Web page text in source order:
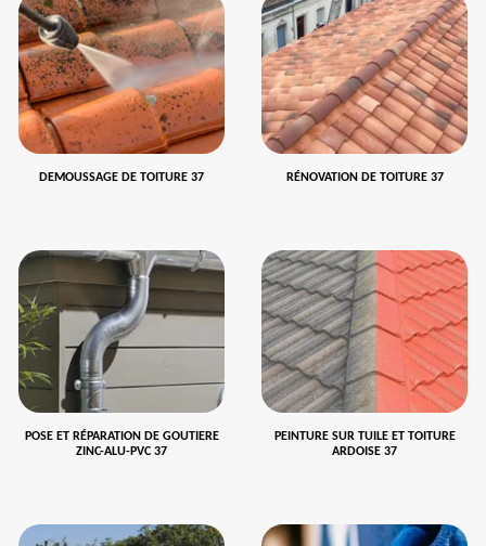
DEMOUSSAGE DE TOITURE 37 RÉNOVATION DE TOITURE 37
POSE ET RÉPARATION DE GOUTIERE
ZINC-ALU-PVC 37
PEINTURE SUR TUILE ET TOITURE
ARDOISE 37